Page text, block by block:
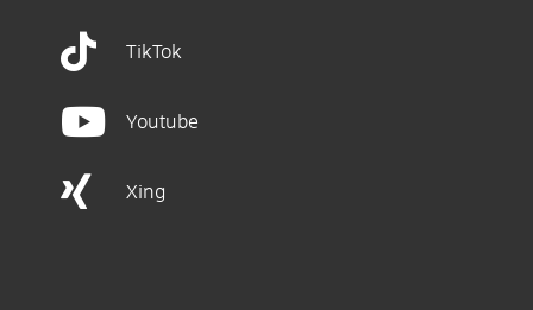
TikTok
Youtube
Xing